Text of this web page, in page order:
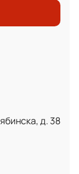
в КХЛ вы
между
защиту от
д. 38